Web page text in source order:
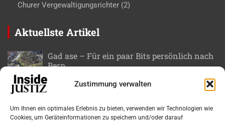
Zustimmung verwalten
Um Ihnen ein optimales Erlebnis zu bieten, verwenden wir Technologien wie
Cookies, um Geräteinformationen zu speichern und/oder darauf
Churer Vergewaltigungsrichter (2)
Aktuellste Artikel
Gad ase – Für ein paar Bits persönlich nach
Bern
doppelte Steuersicherung